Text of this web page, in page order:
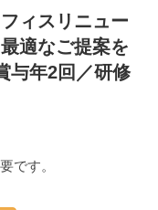
ィスリニュー
適なご提案を
与年2回／研修
です。